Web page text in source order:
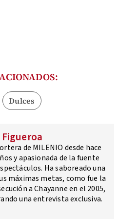
Dulces
de MILENIO desde hace
y apasionada de la fuente
Ha saboreado una
máximas metas, como fue la
a Chayanne en el 2005,
una entrevista exclusiva.